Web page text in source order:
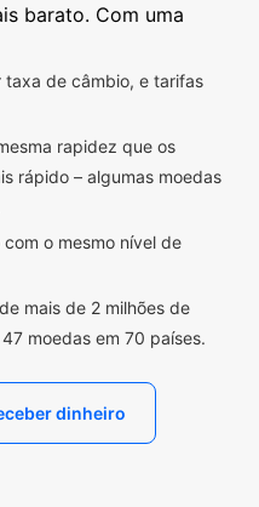
barato. Com uma
taxa de câmbio, e tarifas
rapidez que os
rápido – algumas moedas
o mesmo nível de
mais de 2 milhões de
moedas em 70 países.
dinheiro